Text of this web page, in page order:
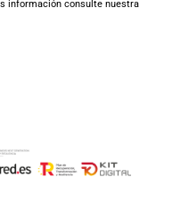
información consulte nuestra